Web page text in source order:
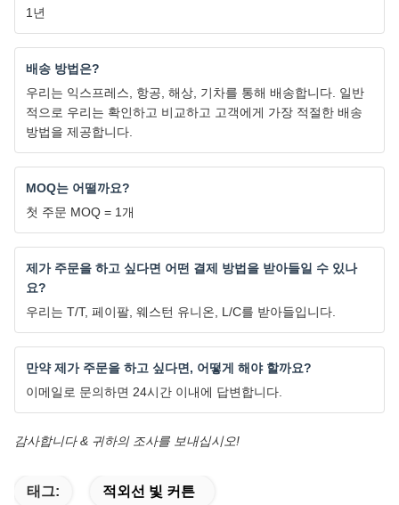
1년
배송 방법은?
우리는 익스프레스, 항공, 해상, 기차를 통해 배송합니다. 일반
적으로 우리는 확인하고 비교하고 고객에게 가장 적절한 배송
방법을 제공합니다.
MOQ는 어떨까요?
첫 주문 MOQ = 1개
제가 주문을 하고 싶다면 어떤 결제 방법을 받아들일 수 있나
요?
우리는 T/T, 페이팔, 웨스턴 유니온, L/C를 받아들입니다.
만약 제가 주문을 하고 싶다면, 어떻게 해야 할까요?
이메일로 문의하면 24시간 이내에 답변합니다.
감사합니다 & 귀하의 조사를 보내십시오!
태그: 적외선 빛 커튼